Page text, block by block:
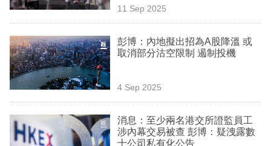
資
樓
市
理
商
業
11 Sep 2025
彭博：內地擬出招為A股降溫 或
取消部分沽空限制 遏制投機
4 Sep 2025
消息：至少兩名港交所證監員工
涉內幕交易被查 彭博：疑洩露數
十公司私有化公告